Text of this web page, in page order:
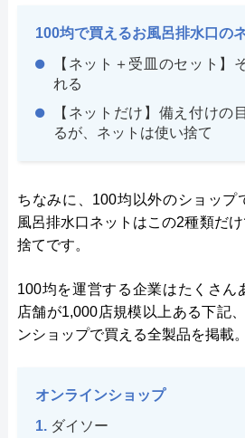
100均で買えるお風呂排水口の
【ネット＋受皿のセット】
れる
【ネットだけ】備え付けの
るが、ネットは使い捨て
ちなみに、100均以外のショップ
風呂排水口ネットはこの2種類だ
捨てです。
100均を運営する企業はたくさん
店舗が1,000店規模以上ある下記
ンショップで買える全製品を掲載
オンラインショップ
ダイソー